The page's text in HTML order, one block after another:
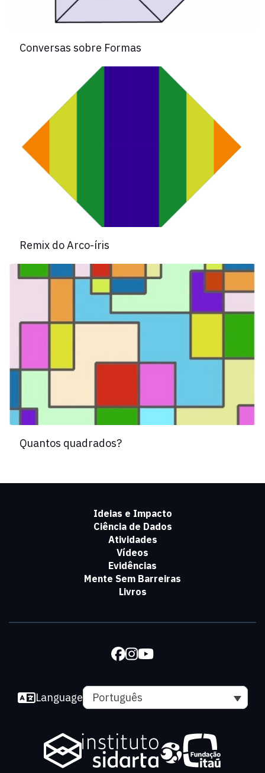
Conversas sobre Formas
Remix do Arco-íris
Quantos quadrados?
Ideias e Impacto
Ciência de Dados
Atividades
Vídeos
Evidências
Mente Sem Barreiras
Livros
Language Português